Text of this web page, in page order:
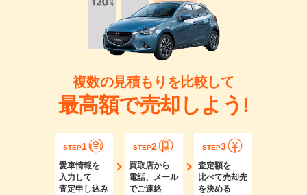
複数の見積もりを比較して
最高額で売却しよう!
STEP1
愛車情報を
入力して
査定申し込み
STEP2
買取店から
電話、メール
でご連絡
STEP3
査定額を
比べて売却先
を決める